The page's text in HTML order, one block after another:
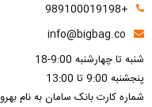
+989100019198
info@bigbag.co
شنبه تا چهارشنبه 9:00-18
پنجشنبه 9:00 تا 13:00
شماره کارت بانک سامان به نام